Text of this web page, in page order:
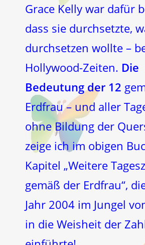
Grace Kelly war dafür
dass sie durchsetzte,
durchsetzen wollte –
Hollywood-Zeiten. Die
Bedeutung der 12
Erdfrau – und aller
ohne Bildung der
zeige ich im obigen
Kapitel „Weitere
gemäß der Erdfrau“,
Jahr 2004 im Jungel
in die Weisheit der